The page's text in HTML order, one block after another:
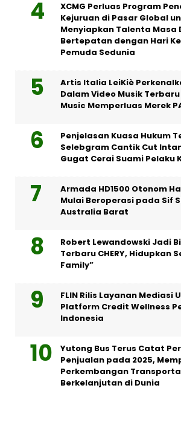
XCMG Perluas Program
Kejuruan di Pasar Global
Menyiapkan Talenta Masa
Bertepatan dengan Hari
Pemuda Sedunia
Artis Italia LeiKiè
Dalam Video Musik
Music Memperluas Merek
Penjelasan Kuasa Hukum
Selebgram Cantik Cut
Gugat Cerai Suami Pelaku
Armada HD1500 Otonom
Mulai Beroperasi pada Sif
Australia Barat
Robert Lewandowski Jadi
Terbaru CHERY, Hidupkan
Family”
FLIN Rilis Layanan Mediasi
Platform Credit Wellness
Indonesia
Yutong Bus Terus Catat
Penjualan pada 2025,
Perkembangan
Berkelanjutan di Dunia